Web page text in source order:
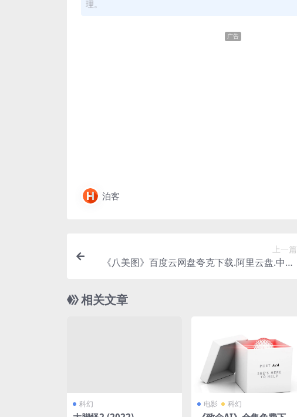
理。
广告
泊客
上一篇
《八美图》百度云网盘夸克下载.阿里云盘.中字.
相关文章
科幻 电影 科幻